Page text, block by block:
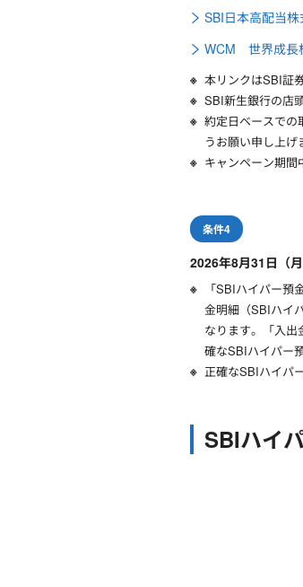
SBI日本高配当
WCM 世界成長
本リンクはSBI証
SBI新生銀行の店
約定日ベースでの
うお願い申し上げ
キャンペーン期間
条件4
2026年8月31日（
「SBIハイパー
金明細（SBIハイ
なります。「入
確なSBIハイパー
正確なSBIハイパ
SBIハイ